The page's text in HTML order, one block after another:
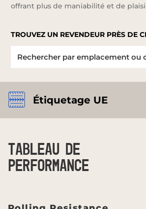
offrant plus de maniabilité et de
TROUVEZ UN REVENDEUR PRÈS DE
Étiquetage UE
TABLEAU DE
PERFORMANCE